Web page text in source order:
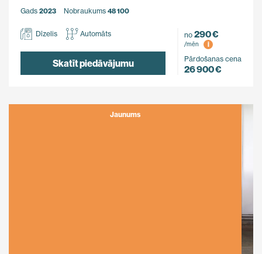
Gads 2023 Nobraukums 48 100
Dīzelis Automāts
Skatīt piedāvājumu
no 290 €
/mēn
i
Pārdošanas cena
26 900 €
Jaunums